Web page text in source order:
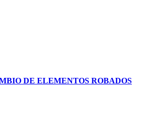
DE ELEMENTOS ROBADOS